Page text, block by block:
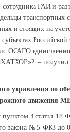
сотрудника ГАИ и
транспортных
и стоящих на
Российской
ОСАГО
– получил
управления по
движения
пунктом 4 статьи 18
закона № 5-ФКЗ до